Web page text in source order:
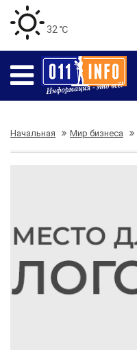
32 ℃
Начальная Мир бизнеса